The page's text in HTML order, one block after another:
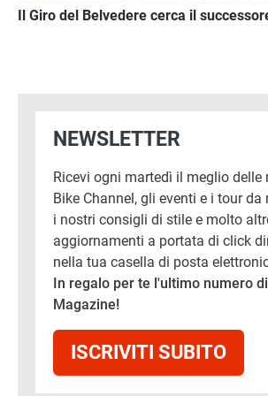
Il Giro del Belvedere cerca il
NEWSLETTER
Ricevi ogni martedì il meglio delle
Bike Channel, gli eventi e i tour da
i nostri consigli di stile e molto
aggiornamenti a portata di click
nella tua casella di posta
In regalo per te l'ultimo numero
Magazine!
ISCRIVITI SUBITO